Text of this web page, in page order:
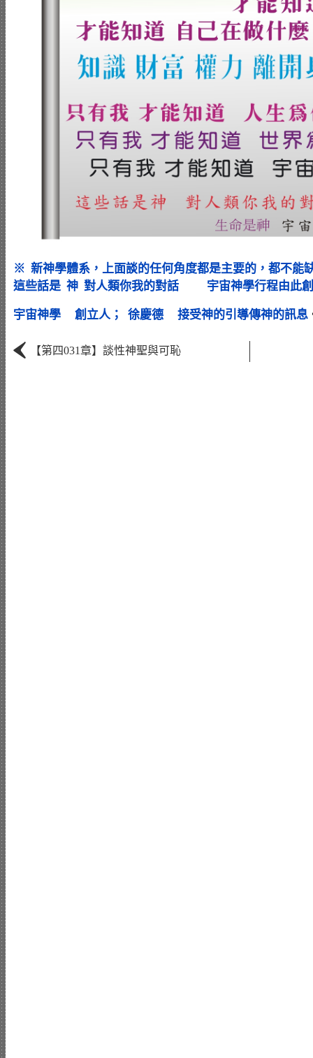
※ 新神學體系，上面談的任何角度都是主要的，都不能
這些話是 神 對人類你我的對話 宇宙神學行程由此創
宇宙神學 創立人； 徐慶德 接受神的引導傳神的訊息
‹ 【第四031章】談性神聖與可恥